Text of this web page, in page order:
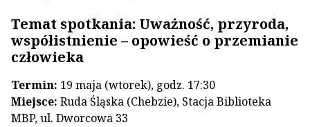
Temat spotkania: Uważność, przyroda,
współistnienie – opowieść o przemianie
człowieka
Termin: 19 maja (wtorek), godz. 17:30
Miejsce: Ruda Śląska (Chebzie), Stacja Biblioteka
MBP, ul. Dworcowa 33